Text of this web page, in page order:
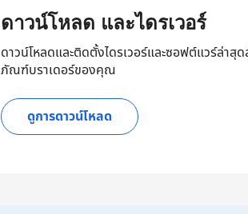
ดาวน์โหลด และไดรเวอร์
ดาวน์โหลดและติดตั้งไดรเวอร์และซอฟต์แวร์ล่าสุ
ภัณฑ์บราเดอร์ของคุณ
ดูการดาวน์โหลด